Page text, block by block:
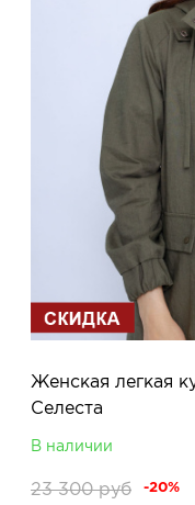
Женская легкая
Селеста
В наличии
23 300 руб -20%